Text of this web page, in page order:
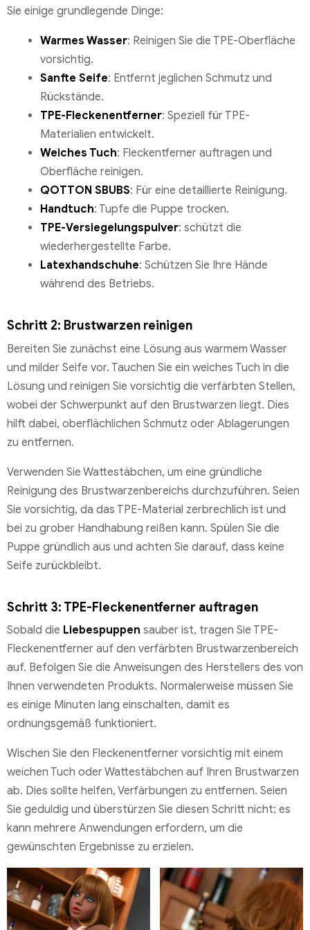
Sie einige grundlegende Dinge:
Warmes Wasser: Reinigen Sie die TPE-Oberfläche
vorsichtig.
Sanfte Seife: Entfernt jeglichen Schmutz und
Rückstände.
TPE-Fleckenentferner: Speziell für TPE-
Materialien entwickelt.
Weiches Tuch: Fleckentferner auftragen und
Oberfläche reinigen.
QOTTON SBUBS: Für eine detaillierte Reinigung.
Handtuch: Tupfe die Puppe trocken.
TPE-Versiegelungspulver: schützt die
wiederhergestellte Farbe.
Latexhandschuhe: Schützen Sie Ihre Hände
während des Betriebs.
Schritt 2: Brustwarzen reinigen
Bereiten Sie zunächst eine Lösung aus warmem Wasser
und milder Seife vor. Tauchen Sie ein weiches Tuch in die
Lösung und reinigen Sie vorsichtig die verfärbten Stellen,
wobei der Schwerpunkt auf den Brustwarzen liegt. Dies
hilft dabei, oberflächlichen Schmutz oder Ablagerungen
zu entfernen.
Verwenden Sie Wattestäbchen, um eine gründliche
Reinigung des Brustwarzenbereichs durchzuführen. Seien
Sie vorsichtig, da das TPE-Material zerbrechlich ist und
bei zu grober Handhabung reißen kann. Spülen Sie die
Puppe gründlich aus und achten Sie darauf, dass keine
Seife zurückbleibt.
Schritt 3: TPE-Fleckenentferner auftragen
Sobald die Liebespuppen sauber ist, tragen Sie TPE-
Fleckenentferner auf den verfärbten Brustwarzenbereich
auf. Befolgen Sie die Anweisungen des Herstellers des von
Ihnen verwendeten Produkts. Normalerweise müssen Sie
es einige Minuten lang einschalten, damit es
ordnungsgemäß funktioniert.
Wischen Sie den Fleckenentferner vorsichtig mit einem
weichen Tuch oder Wattestäbchen auf Ihren Brustwarzen
ab. Dies sollte helfen, Verfärbungen zu entfernen. Seien
Sie geduldig und überstürzen Sie diesen Schritt nicht; es
kann mehrere Anwendungen erfordern, um die
gewünschten Ergebnisse zu erzielen.